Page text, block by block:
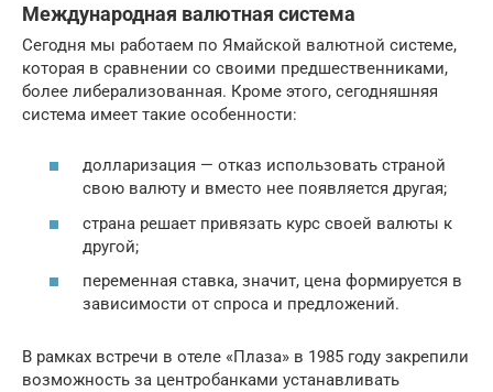
Международная валютная система
Сегодня мы работаем по Ямайской валютной системе,
которая в сравнении со своими предшественниками,
более либерализованная. Кроме этого, сегодняшняя
система имеет такие особенности:
долларизация — отказ использовать страной
свою валюту и вместо нее появляется другая;
страна решает привязать курс своей валюты к
другой;
переменная ставка, значит, цена формируется в
зависимости от спроса и предложений.
В рамках встречи в отеле «Плаза» в 1985 году закрепили
возможность за центробанками устанавливать